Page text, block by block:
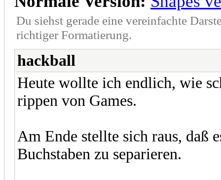
Du siehst gerade eine vereinfachte
richtiger Formatierung.
hackball
Heute wollte ich endlich, wie
rippen von Games.
Am Ende stellte sich raus, daß
Buchstaben zu separieren.